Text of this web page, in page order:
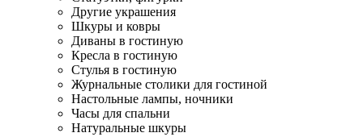
Другие украшения
Шкуры и ковры
Диваны в гостиную
Кресла в гостиную
Стулья в гостиную
Журнальные столики для гостиной
Настольные лампы, ночники
Часы для спальни
Натуральные шкуры